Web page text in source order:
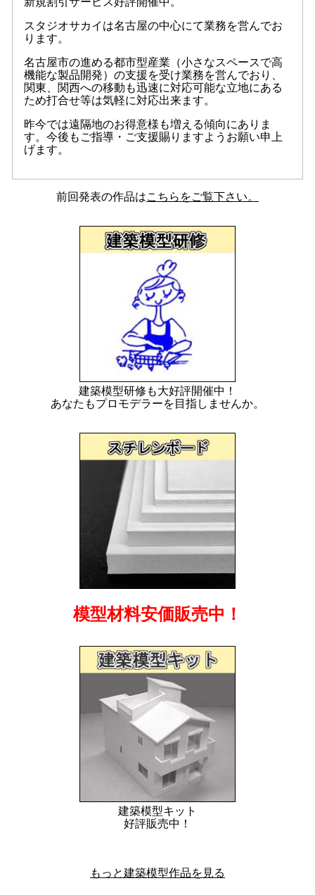
スタジオサカイは名古屋の中心にて業務を営んでお
ります。
名古屋市の進める都市型産業（小さなスペースで高
機能な製品開発）の支援を受け業務を営んでおり、
関東、関西への移動も迅速に対応可能な立地にある
ため打合せ等は気軽に対応出来ます。
昨今では遠隔地のお得意様も増える傾向にありま
す。今後もご指導・ご支援賜りますようお願い申上
げます。
前回発表の作品はこちらをご覧下さい。
建築模型研修も大好評開催中！
あなたもプロモデラーを目指しませんか。
模型材料安価販売中！
建築模型キット
好評販売中！
もっと建築模型作品を見る